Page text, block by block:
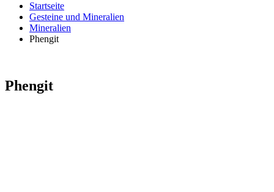
Startseite
Gesteine und Mineralien
Mineralien
Phengit
Phengit